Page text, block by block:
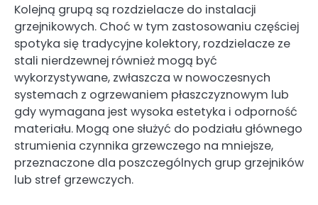
Kolejną grupą są rozdzielacze do instalacji
grzejnikowych. Choć w tym zastosowaniu częściej
spotyka się tradycyjne kolektory, rozdzielacze ze
stali nierdzewnej również mogą być
wykorzystywane, zwłaszcza w nowoczesnych
systemach z ogrzewaniem płaszczyznowym lub
gdy wymagana jest wysoka estetyka i odporność
materiału. Mogą one służyć do podziału głównego
strumienia czynnika grzewczego na mniejsze,
przeznaczone dla poszczególnych grup grzejników
lub stref grzewczych.